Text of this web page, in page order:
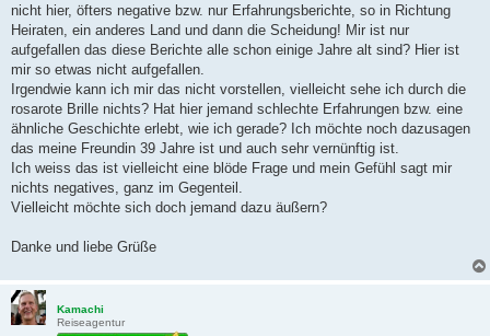
nicht hier, öfters negative bzw. nur Erfahrungsberichte, so in Richtung
Heiraten, ein anderes Land und dann die Scheidung! Mir ist nur
aufgefallen das diese Berichte alle schon einige Jahre alt sind? Hier ist
mir so etwas nicht aufgefallen.
Irgendwie kann ich mir das nicht vorstellen, vielleicht sehe ich durch die
rosarote Brille nichts? Hat hier jemand schlechte Erfahrungen bzw. eine
ähnliche Geschichte erlebt, wie ich gerade? Ich möchte noch dazusagen
das meine Freundin 39 Jahre ist und auch sehr vernünftig ist.
Ich weiss das ist vielleicht eine blöde Frage und mein Gefühl sagt mir
nichts negatives, ganz im Gegenteil.
Vielleicht möchte sich doch jemand dazu äußern?
Danke und liebe Grüße
Kamachi
Reiseagentur